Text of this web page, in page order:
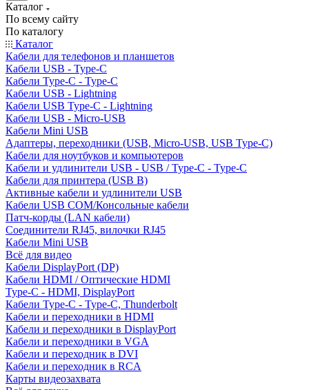
Каталог
По всему сайту
По каталогу
Каталог
Кабели для телефонов и планшетов
Кабели USB - Type-C
Кабели Type-C - Type-C
Кабели USB - Lightning
Кабели USB Type-C - Lightning
Кабели USB - Micro-USB
Кабели Mini USB
Адаптеры, переходники (USB, Micro-USB, USB Type-C)
Кабели для ноутбуков и компьютеров
Кабели и удлинители USB - USB / Type-C - Type-C
Кабели для принтера (USB B)
Активные кабели и удлинители USB
Кабели USB COM/Консольные кабели
Патч-корды (LAN кабели)
Соединители RJ45, вилочки RJ45
Кабели Mini USB
Всё для видео
Кабели DisplayPort (DP)
Кабели HDMI / Оптические HDMI
Type-C - HDMI, DisplayPort
Кабели Type-C - Type-C, Thunderbolt
Кабели и переходники в HDMI
Кабели и переходники в DisplayPort
Кабели и переходники в VGA
Кабели и переходник в DVI
Кабели и переходник в RCA
Карты видеозахвата